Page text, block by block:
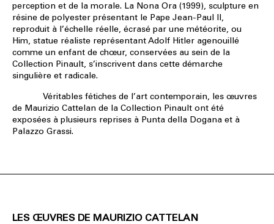
perception et de la morale. La Nona Ora (1999), sculpture en
résine de polyester présentant le Pape Jean-Paul II,
reproduit à l’échelle réelle, écrasé par une météorite, ou
Him, statue réaliste représentant Adolf Hitler agenouillé
comme un enfant de chœur, conservées au sein de la
Collection Pinault, s’inscrivent dans cette démarche
singulière et radicale.
Véritables fétiches de l’art contemporain, les œuvres
de Maurizio Cattelan de la Collection Pinault ont été
exposées à plusieurs reprises à Punta della Dogana et à
Palazzo Grassi.
LES ŒUVRES DE MAURIZIO CATTELAN